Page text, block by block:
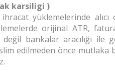
karsiligi )
yüklemelerinde alıcı
orijinal ATR,
bankalar aracılığı
edilmeden önce